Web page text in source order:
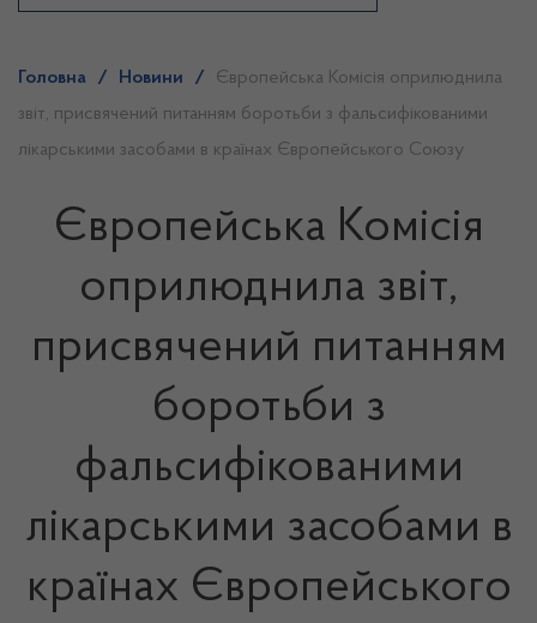
Головна / Новини /
Європейська Комісія оприлюднила
звіт, присвячений питанням боротьби з фальсифікованими
лікарськими засобами в країнах Європейського Союзу
Європейська Комісія
оприлюднила звіт,
присвячений питанням
боротьби з
фальсифікованими
лікарськими засобами в
країнах Європейського